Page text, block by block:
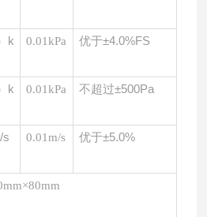
k
0.01kPa 优于±4.0%FS
k
0.01kPa 不超过±500Pa
s 0.01m/s 优于±5.0%